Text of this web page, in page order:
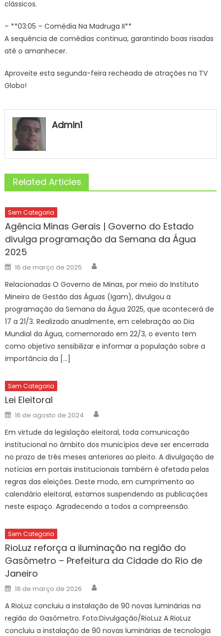
clássicos.
– **03:05 – Comédia Na Madruga II**
A sequência de comédias continua, garantindo boas risadas
até o amanhecer.
Aproveite esta segunda-feira recheada de atrações na TV
Globo!
Admin1
Related Articles
Sem Categoria
Agência Minas Gerais | Governo do Estado
divulga programação da Semana da Água
2025
Posted
on
16 de março de 2025
Relacionadas O Governo de Minas, por meio do Instituto
Mineiro de Gestão das Águas (Igam), divulgou a
programação da Semana da Água 2025, que acontecerá de
17 a 21/3. Realizado anualmente, em celebração ao Dia
Mundial da Água, comemorado em 22/3, o evento tem
como objetivo sensibilizar e informar a população sobre a
importância da […]
Sem Categoria
Lei Eleitoral
Posted
on
16 de agosto de 2024
Em virtude da legislação eleitoral, toda comunicação
institucional no âmbito dos municípios deve ser encerrada
no prazo de três meses anteriores ao pleito. A divulgação de
notícias em portais institucionais também é afetada pelas
regras das eleições. Deste modo, em cumprimento ao
calendário eleitoral, estamos suspendendo as publicações
neste espaço. Agradecendo a todos a compreensão.
Sem Categoria
RioLuz reforça a iluminação na região do
Gasômetro – Prefeitura da Cidade do Rio de
Janeiro
Posted
on
18 de março de 2026
A RioLuz concluiu a instalação de 90 novas luminárias na
região do Gasômetro. Foto:Divulgação/RioLuz A RioLuz
concluiu a instalação de 90 novas luminárias de tecnologia